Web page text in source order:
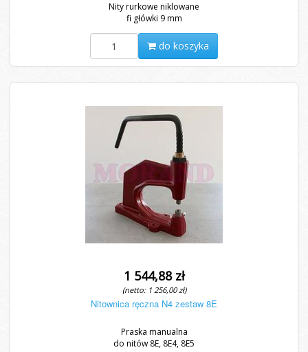
Nity rurkowe niklowane
fi główki 9 mm
do koszyka
1 544,88 zł
(netto: 1 256,00 zł)
Nitownica ręczna N4 zestaw 8E
Praska manualna
do nitów 8E, 8E4, 8E5